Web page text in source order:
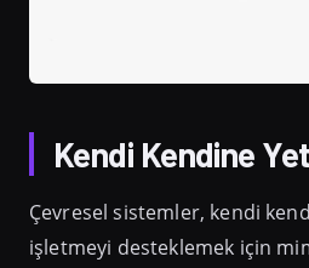
Kendi Kendine
Çevresel sistemler, kendi
işletmeyi desteklemek için